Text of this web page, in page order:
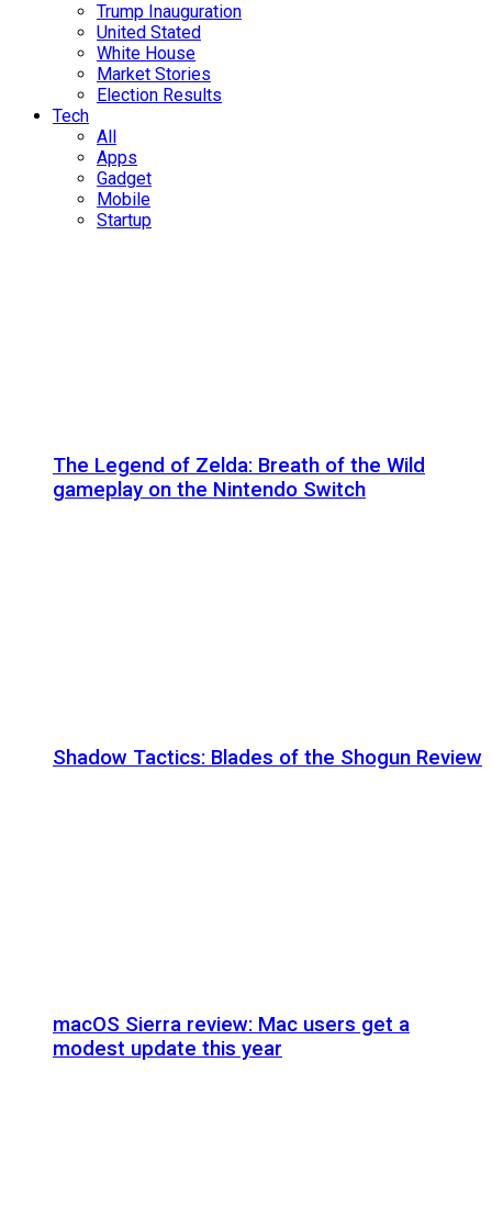
Trump Inauguration
United Stated
White House
Market Stories
Election Results
Tech
All
Apps
Gadget
Mobile
Startup
The Legend of Zelda: Breath of the Wild
gameplay on the Nintendo Switch
Shadow Tactics: Blades of the Shogun Review
macOS Sierra review: Mac users get a
modest update this year